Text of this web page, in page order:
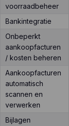
voorraadbeheer
Bankintegratie
Onbeperkt
aankoopfacturen
/ kosten beheren
Aankoopfacturen
automatisch
scannen en
verwerken
Bijlagen